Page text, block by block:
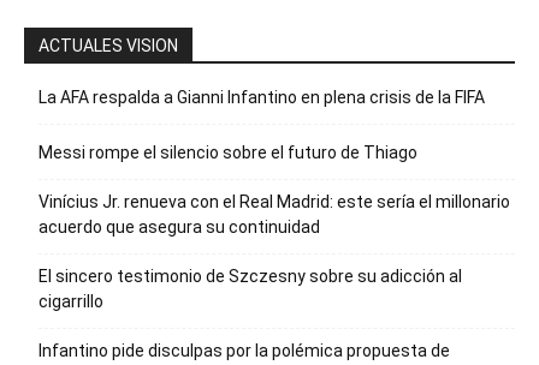
ACTUALES VISION
La AFA respalda a Gianni Infantino en plena crisis de la FIFA
Messi rompe el silencio sobre el futuro de Thiago
Vinícius Jr. renueva con el Real Madrid: este sería el millonario
acuerdo que asegura su continuidad
El sincero testimonio de Szczesny sobre su adicción al
cigarrillo
Infantino pide disculpas por la polémica propuesta de